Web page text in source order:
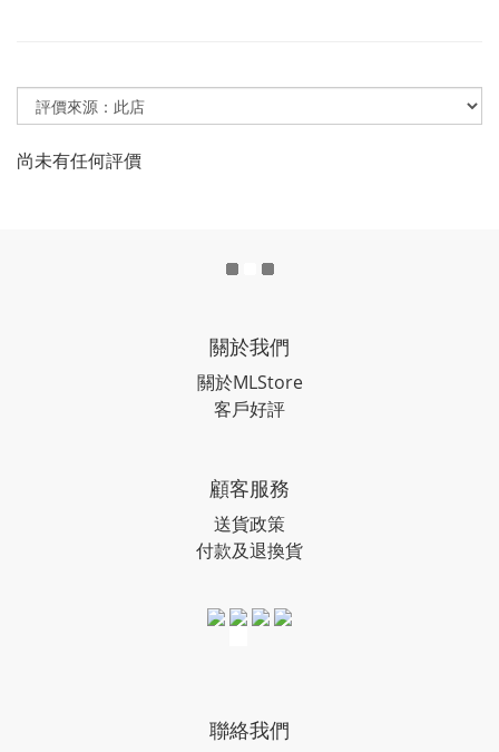
尚未有任何評價
關於我們
關於MLStore
客戶好評
顧客服務
送貨政策
付款及退換貨
聯絡我們